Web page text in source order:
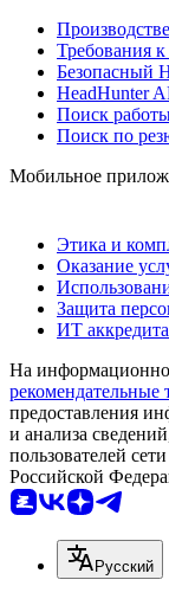
Требования
Безопасный
HeadHunter
Поиск
Поиск по
Мобильное
Этика и
Оказание
Защита
ИТ
На
рекомендательные
предоставления
и анализа
пользователей
Российской
Русский